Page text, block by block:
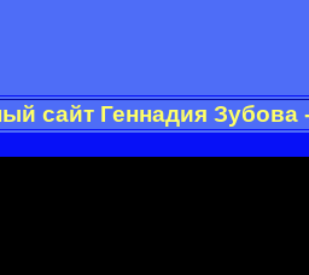
сайт Геннадия Зубова